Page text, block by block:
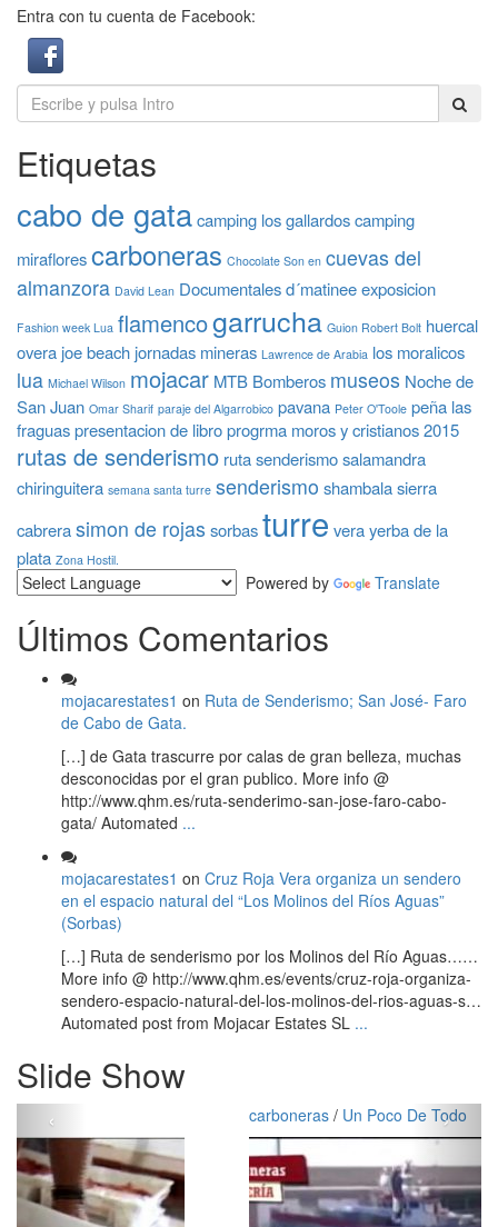
Entra con tu cuenta de Facebook:
Etiquetas
cabo de gatacamping los gallardoscamping
miraflorescarboneras Chocolate Son en cuevas del
almanzora David Lean Documentalesd´matineeexposicion
Fashion week Lua flamencogarrucha Guion Robert Bolt huercal
overa joe beach jornadas mineras Lawrence de Arabia los moralicos
lua Michael Wilson mojacar MTB Bomberos museos Noche de
San Juan Omar Sharif paraje del Algarrobico pavana Peter O'Toole peña las
fraguaspresentacion de libroprogrma moros y cristianos 2015
rutas de senderismo ruta senderismosalamandra
chiringuitera semana santa turre senderismo shambalasierra
cabrerasimon de rojas sorbasturre verayerba de la
plata Zona Hostil.
Powered by Translate
Últimos Comentarios
mojacarestates1 on Ruta de Senderismo; San José- Faro
de Cabo de Gata.
[…] de Gata trascurre por calas de gran belleza, muchas
desconocidas por el gran publico. More info @
http://www.qhm.es/ruta-senderimo-san-jose-faro-cabo-
gata/ Automated ...
mojacarestates1 on Cruz Roja Vera organiza un sendero
en el espacio natural del “Los Molinos del Ríos Aguas”
(Sorbas)
[…] Ruta de senderismo por los Molinos del Río Aguas……
More info @ http://www.qhm.es/events/cruz-roja-organiza-
sendero-espacio-natural-del-los-molinos-del-rios-aguas-s…
Automated post from Mojacar Estates SL ...
Slide Show
carboneras
‹ ›